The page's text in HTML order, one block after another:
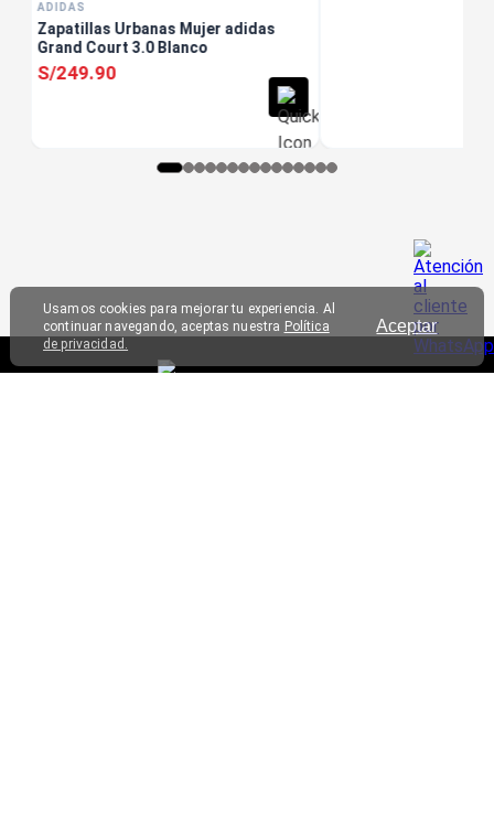
Aceptar
Usamos cookies para mejorar tu experiencia. Al
continuar navegando, aceptas nuestra Política
de privacidad.
ADIDAS
Zapatillas Urbanas Mujer adidas
Grand Court 3.0 Blanco
S/249.90